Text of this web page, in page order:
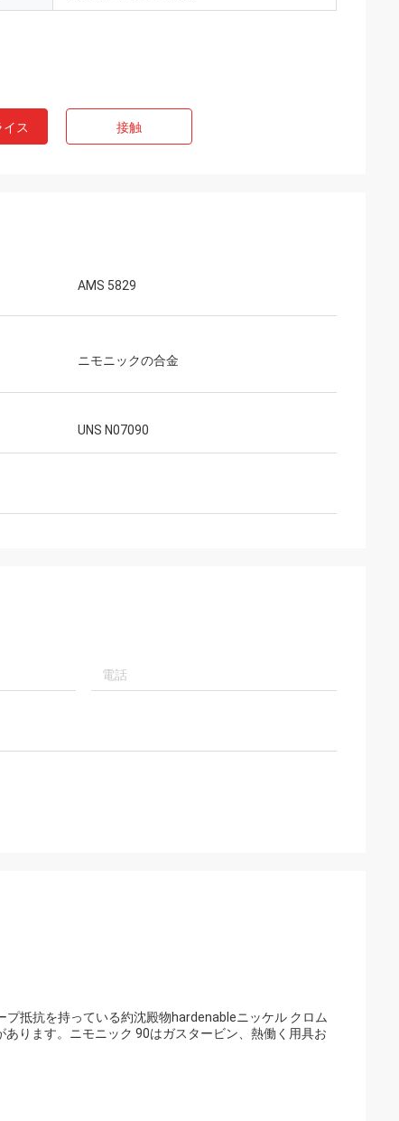
ス 接触
AMS 5829
ニモニックの合金
UNS N07090
プ抵抗を持っている約沈殿物hardenableニッケル クロム
ります。ニモニック 90はガスタービン、熱働く用具お